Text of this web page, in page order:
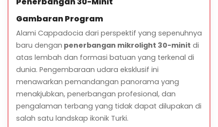
Rute Penerbangan dan Harga
Kami kini menawarkan dua pilihan lawatan yang
berbeza:
2.⁠ ⁠Lawatan (30 Minit)
Lepas dan Mendarat: Aeropark Microlight
Gambaran Program
Alami Cappadocia dari perspektif yang sepenuhnya
baru dengan penerbangan mikrolight 30-minit di
atas lembah dan formasi batuan yang terkenal di
dunia. Pengembaraan udara eksklusif ini
menawarkan pemandangan panorama yang
menakjubkan, penerbangan profesional, dan
pengalaman terbang yang tidak dapat dilupakan di
salah satu landskap ikonik Turki.